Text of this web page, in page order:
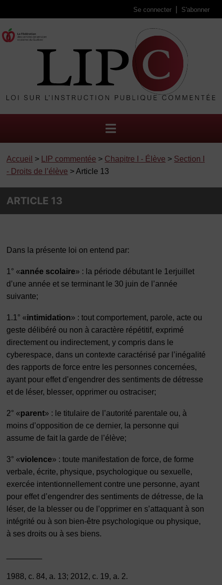
Se connecter S'abonner
Accueil > LIP commentée > Chapitre I - Élève > Section I
- Droits de l’élève > Article 13
ARTICLE 13
Dans la présente loi on entend par:
1° «année scolaire» : la période débutant le 1erjuillet
d’une année et se terminant le 30 juin de l’année
suivante;
1.1° «intimidation» : tout comportement, parole, acte ou
geste délibéré ou non à caractère répétitif, exprimé
directement ou indirectement, y compris dans le
cyberespace, dans un contexte caractérisé par l’inégalité
des rapports de force entre les personnes concernées,
ayant pour effet d’engendrer des sentiments de détresse
et de léser, blesser, opprimer ou ostraciser;
2° «parent» : le titulaire de l’autorité parentale ou, à
moins d’opposition de ce dernier, la personne qui
assume de fait la garde de l’élève;
3° «violence» : toute manifestation de force, de forme
verbale, écrite, physique, psychologique ou sexuelle,
exercée intentionnellement contre une personne, ayant
pour effet d’engendrer des sentiments de détresse, de la
léser, de la blesser ou de l’opprimer en s’attaquant à son
intégrité ou à son bien-être psychologique ou physique,
à ses droits ou à ses biens.
1988, c. 84, a. 13; 2012, c. 19, a. 2.